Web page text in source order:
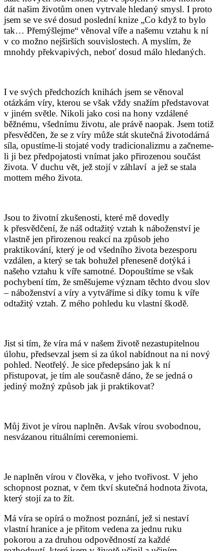
dát našim životům onen vytrvale hledaný smysl. I proto
jsem se ve své dosud poslední knize „Co když to bylo
tak… Přemýšlejme“ věnoval víře a našemu vztahu k ní
v co možno nejširších souvislostech. A myslím, že
mnohdy překvapivých, neboť dosud málo hledaných.
I ve svých předchozích knihách jsem se věnoval
otázkám víry, kterou se však vždy snažím představovat
v jiném světle. Nikoli jako cosi na hony vzdálené
běžnému, všednímu životu, ale právě naopak. Jsem totiž
přesvědčen, že se z víry může stát skutečná životodárná
síla, opustíme-li stojaté vody tradicionalizmu a začneme-
li ji bez předpojatosti vnímat jako přirozenou součást
života. V duchu vět, jež stojí v záhlaví a jež se stala
mottem mého života.
Jsou to životní zkušenosti, které mě dovedly
k přesvědčení, že náš odtažitý vztah k náboženství je
vlastně jen přirozenou reakcí na způsob jeho
praktikování, který je od všedního života bezesporu
vzdálen, a který se tak bohužel přeneseně dotýká i
našeho vztahu k víře samotné. Dopouštíme se však
pochybení tím, že směšujeme význam těchto dvou slov
– náboženství a víry a vytváříme si díky tomu k víře
odtažitý vztah. Z mého pohledu ku vlastní škodě.
Jist si tím, že víra má v našem životě nezastupitelnou
úlohu, předsevzal jsem si za úkol nabídnout na ni nový
pohled. Neotřelý. Je sice předepsáno jak k ní
přistupovat, je tím ale současně dáno, že se jedná o
jediný možný způsob jak ji praktikovat?
Můj život je vírou naplněn. Avšak vírou svobodnou,
nesvázanou rituálními ceremoniemi.
Je naplněn vírou v člověka, v jeho tvořivost. V jeho
schopnost poznat, v čem tkví skutečná hodnota života,
který stojí za to žít.
Má víra se opírá o možnost poznání, jež si nestaví
vlastní hranice a je přitom vedena za jednu ruku
pokorou a za druhou odpovědností za každé